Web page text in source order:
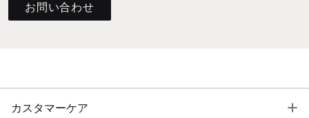
お問い合わせ
カスタマーケア